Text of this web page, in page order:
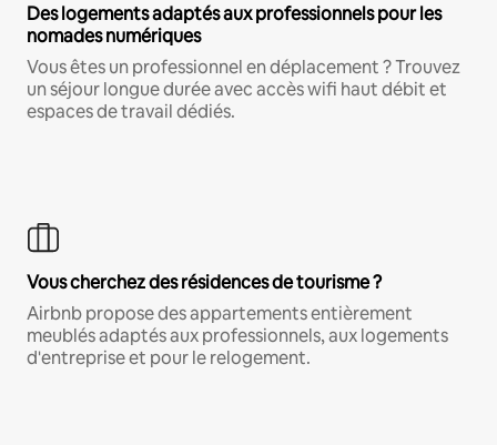
Des logements adaptés aux professionnels pour les
nomades numériques
Vous êtes un professionnel en déplacement ? Trouvez
un séjour longue durée avec accès wifi haut débit et
espaces de travail dédiés.
Vous cherchez des résidences de tourisme ?
Airbnb propose des appartements entièrement
meublés adaptés aux professionnels, aux logements
d'entreprise et pour le relogement.